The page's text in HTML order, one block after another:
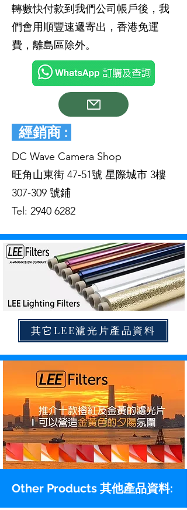
轉數快付款到我們公司帳戶後，我
們會用順豐速遞寄出，香港免運
費，離島區除外。
經銷商 :
DC Wave Camera Shop
旺角山東街 47-51號 星際城市 3樓
307-309 號鋪
Tel: 2940 6282
其它LEE濾光片產品資料
Other Products 其他產品資料: